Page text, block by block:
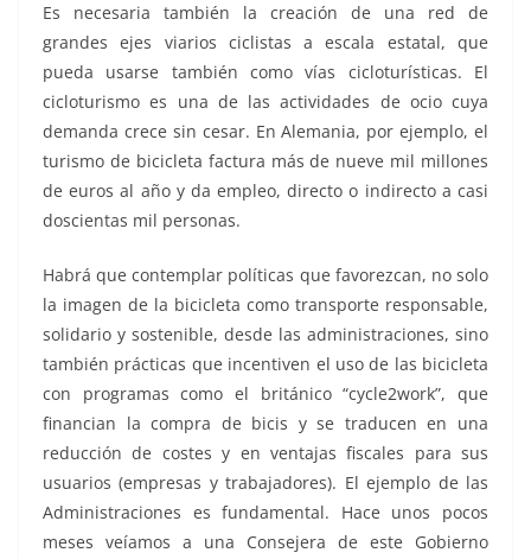
Es necesaria también la creación de una red de
grandes ejes viarios ciclistas a escala estatal, que
pueda usarse también como vías cicloturísticas. El
cicloturismo es una de las actividades de ocio cuya
demanda crece sin cesar. En Alemania, por ejemplo, el
turismo de bicicleta factura más de nueve mil millones
de euros al año y da empleo, directo o indirecto a casi
doscientas mil personas.
Habrá que contemplar políticas que favorezcan, no solo
la imagen de la bicicleta como transporte responsable,
solidario y sostenible, desde las administraciones, sino
también prácticas que incentiven el uso de las bicicleta
con programas como el británico “cycle2work”, que
financian la compra de bicis y se traducen en una
reducción de costes y en ventajas fiscales para sus
usuarios (empresas y trabajadores). El ejemplo de las
Administraciones es fundamental. Hace unos pocos
meses veíamos a una Consejera de este Gobierno